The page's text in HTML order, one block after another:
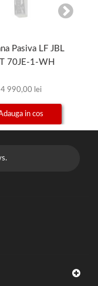
Pasiva LF JBL
70JE-1-WH
4 990,00 lei
in cos